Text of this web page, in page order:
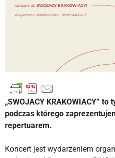
„SWOJACY KRAKOWIACY”
podczas którego
repertuarem.
Koncert jest wydarzeniem